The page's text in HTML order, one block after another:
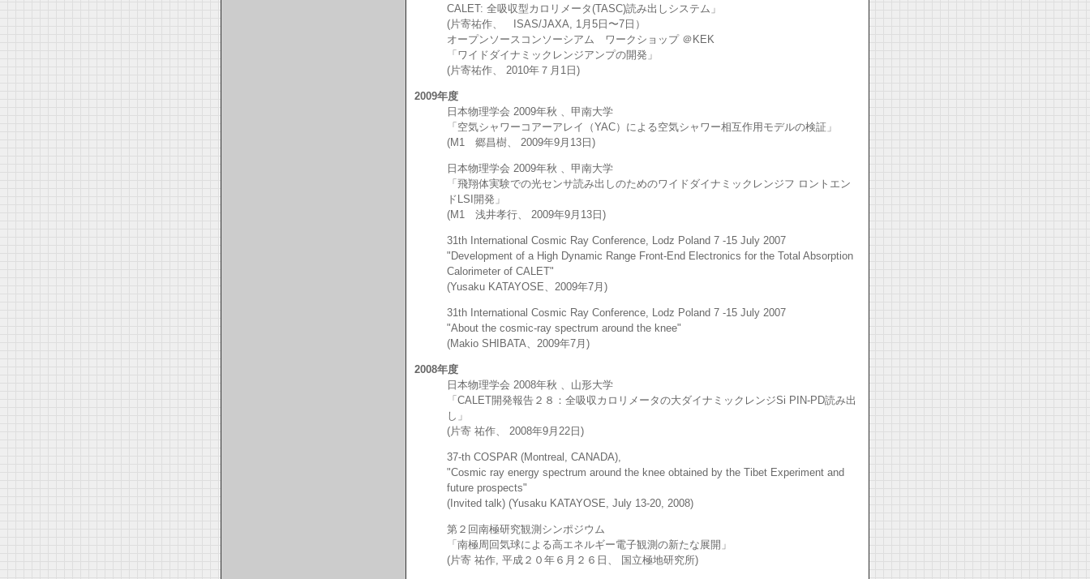
CALET: 全吸収型カロリメータ(TASC)読み出しシステム」
(片寄祐作、 ISAS/JAXA, 1月5日〜7日）
オープンソースコンソーシアム ワークショップ ＠KEK
「ワイドダイナミックレンジアンプの開発」
(片寄祐作、 2010年７月1日)
2009年度
日本物理学会 2009年秋 、甲南大学
「空気シャワーコアーアレイ（YAC）による空気シャワー相互作用モデルの検証」
(M1 郷昌樹、 2009年9月13日)
日本物理学会 2009年秋 、甲南大学
「飛翔体実験での光センサ読み出しのためのワイドダイナミックレンジフ ロントエン
ドLSI開発」
(M1 浅井孝行、 2009年9月13日)
31th International Cosmic Ray Conference, Lodz Poland 7 -15 July 2007
"Development of a High Dynamic Range Front-End Electronics for the Total Absorption
Calorimeter of CALET"
(Yusaku KATAYOSE、2009年7月)
31th International Cosmic Ray Conference, Lodz Poland 7 -15 July 2007
"About the cosmic-ray spectrum around the knee"
(Makio SHIBATA、2009年7月)
2008年度
日本物理学会 2008年秋 、山形大学
「CALET開発報告２８：全吸収カロリメータの大ダイナミックレンジSi PIN-PD読み出
し」
(片寄 祐作、 2008年9月22日)
37-th COSPAR (Montreal, CANADA),
"Cosmic ray energy spectrum around the knee obtained by the Tibet Experiment and
future prospects"
(Invited talk) (Yusaku KATAYOSE, July 13-20, 2008)
第２回南極研究観測シンポジウム
「南極周回気球による高エネルギー電子観測の新たな展開」
(片寄 祐作, 平成２０年６月２６日、 国立極地研究所)